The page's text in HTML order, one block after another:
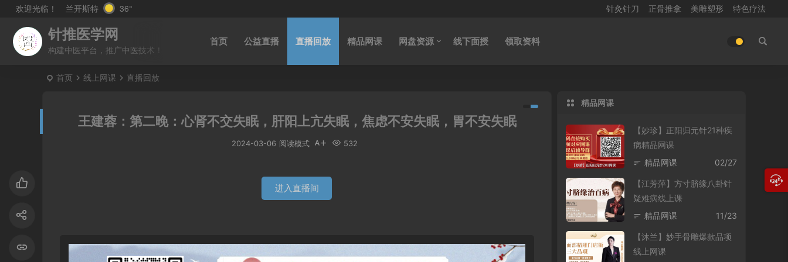
欢迎光临！ 兰开斯特 36° 针灸针刀 正骨推拿 美雕塑形 特色疗法
针推医学网
构建中医平台，推广中医技术！
首页 公益直播 直播回放 精品网课 网盘资源 线下面授 领取资料
首页 线上网课 直播回放
王建蓉：第二晚：心肾不交失眠，肝阳上亢失眠，焦虑不安失眠，胃不安失眠
2024-03-06 532
阅读模式
进入直播间
精品网课
【妙珍】正阳归元针21种疾
病精品网课
02/27
精品网课
【江芳萍】方寸脐缘八卦针
疑难病线上课
11/23
精品网课
【沐兰】妙手骨雕爆款品项
线上网课